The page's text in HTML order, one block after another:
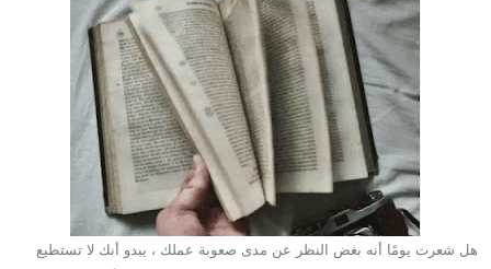
هل شعرت يومًا أنه بغض النظر عن مدى صعوبة عملك ، يبدو أنك لا تستطيع